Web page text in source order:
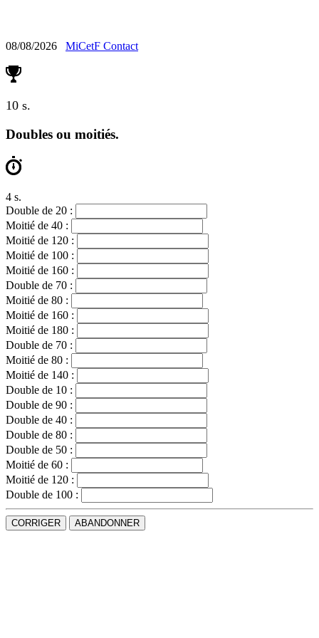
08/08/2026 MiCetF Contact
10 s.
Doubles ou moitiés.
5 s.
Double de 20 :
Moitié de 40 :
Moitié de 120 :
Moitié de 100 :
Moitié de 160 :
Double de 70 :
Moitié de 80 :
Moitié de 160 :
Moitié de 180 :
Double de 70 :
Moitié de 80 :
Moitié de 140 :
Double de 10 :
Double de 90 :
Double de 40 :
Double de 80 :
Double de 50 :
Moitié de 60 :
Moitié de 120 :
Double de 100 :
CORRIGER ABANDONNER